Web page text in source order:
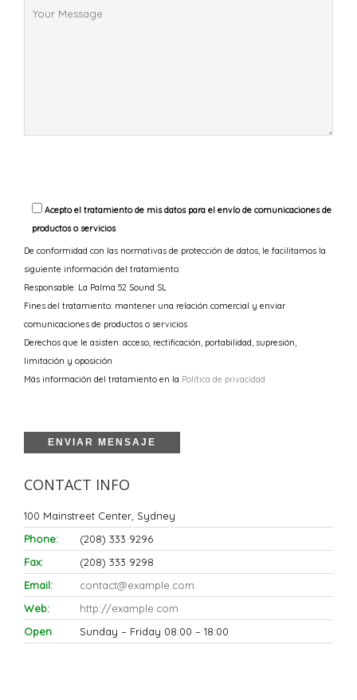
Acepto el tratamiento de mis datos para el envío de comunicaciones de
productos o servicios
De conformidad con las normativas de protección de datos, le facilitamos la
siguiente información del tratamiento:
Responsable: La Palma 52 Sound SL
Fines del tratamiento: mantener una relación comercial y enviar
comunicaciones de productos o servicios
Derechos que le asisten: acceso, rectificación, portabilidad, supresión,
limitación y oposición
Más información del tratamiento en la Política de privacidad
CONTACT INFO
100 Mainstreet Center, Sydney
Phone:
(208) 333 9296
Fax:
(208) 333 9298
Email:
contact@example.com
Web:
http://example.com
Open
Sunday – Friday 08:00 – 18:00